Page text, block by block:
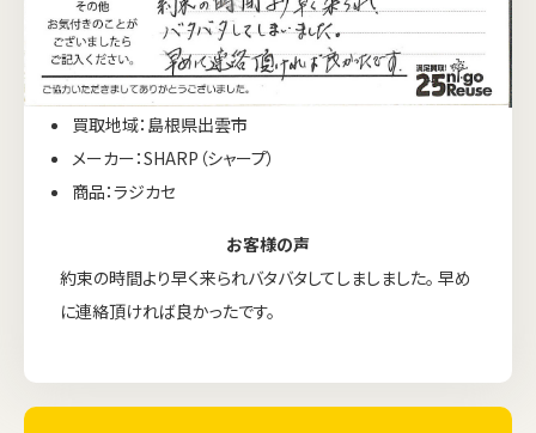
買取地域：島根県出雲市
メーカー：SHARP（シャープ）
商品：ラジカセ
お客様の声
約束の時間より早く来られバタバタしてしましました。 早め
に連絡頂ければ良かったです。